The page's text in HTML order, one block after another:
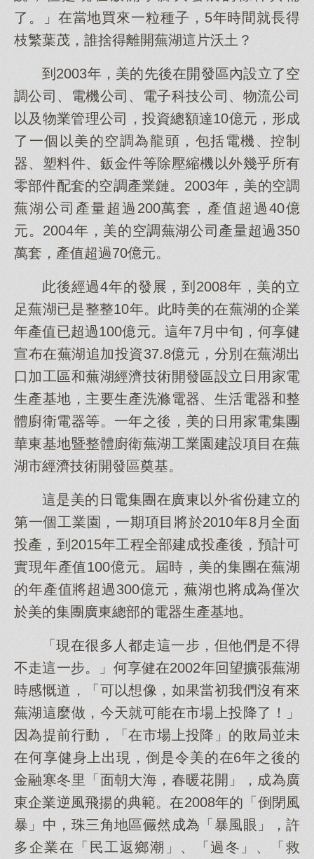
了。」在當地買來一粒種子，5年時間就長得
枝繁葉茂，誰捨得離開蕪湖這片沃土？
到2003年，美的先後在開發區內設立了空
調公司、電機公司、電子科技公司、物流公司
以及物業管理公司，投資總額達10億元，形成
了一個以美的空調為龍頭，包括電機、控制
器、塑料件、鈑金件等除壓縮機以外幾乎所有
零部件配套的空調產業鏈。2003年，美的空調
蕪湖公司產量超過200萬套，產值超過40億
元。2004年，美的空調蕪湖公司產量超過350
萬套，產值超過70億元。
此後經過4年的發展，到2008年，美的立
足蕪湖已是整整10年。此時美的在蕪湖的企業
年產值已超過100億元。這年7月中旬，何享健
宣布在蕪湖追加投資37.8億元，分別在蕪湖出
口加工區和蕪湖經濟技術開發區設立日用家電
生產基地，主要生產洗滌電器、生活電器和整
體廚衛電器等。一年之後，美的日用家電集團
華東基地暨整體廚衛蕪湖工業園建設項目在蕪
湖市經濟技術開發區奠基。
這是美的日電集團在廣東以外省份建立的
第一個工業園，一期項目將於2010年8月全面
投產，到2015年工程全部建成投產後，預計可
實現年產值100億元。屆時，美的集團在蕪湖
的年產值將超過300億元，蕪湖也將成為僅次
於美的集團廣東總部的電器生產基地。
「現在很多人都走這一步，但他們是不得
不走這一步。」何享健在2002年回望擴張蕪湖
時感慨道，「可以想像，如果當初我們沒有來
蕪湖這麼做，今天就可能在市場上投降了！」
因為提前行動，「在市場上投降」的敗局並未
在何享健身上出現，倒是令美的在6年之後的
金融寒冬里「面朝大海，春暖花開」，成為廣
東企業逆風飛揚的典範。在2008年的「倒閉風
暴」中，珠三角地區儼然成為「暴風眼」，許
多企業在「民工返鄉潮」、「過冬」、「救